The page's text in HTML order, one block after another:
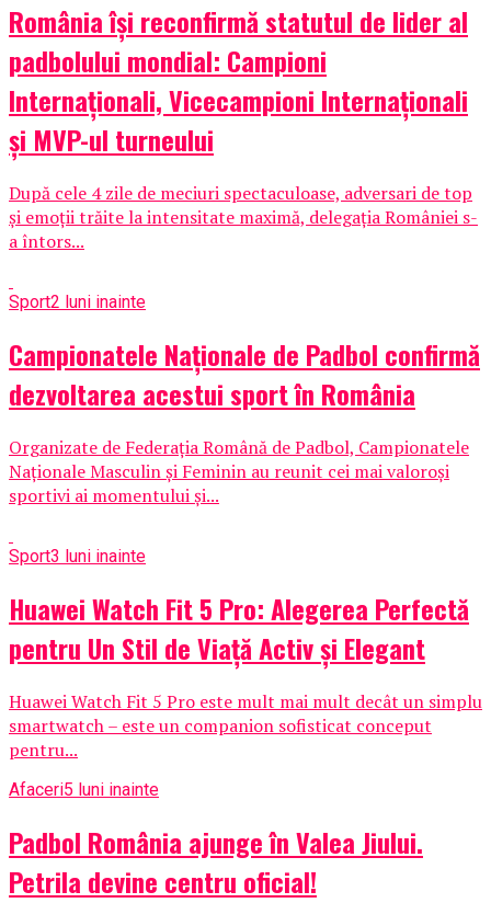
România își reconfirmă statutul de lider al
padbolului mondial: Campioni
Internaționali, Vicecampioni Internaționali
și MVP-ul turneului
După cele 4 zile de meciuri spectaculoase, adversari de top
și emoții trăite la intensitate maximă, delegația României s-
a întors...
Sport2 luni inainte
Campionatele Naționale de Padbol confirmă
dezvoltarea acestui sport în România
Organizate de Federația Română de Padbol, Campionatele
Naționale Masculin și Feminin au reunit cei mai valoroși
sportivi ai momentului și...
Sport3 luni inainte
Huawei Watch Fit 5 Pro: Alegerea Perfectă
pentru Un Stil de Viață Activ și Elegant
Huawei Watch Fit 5 Pro este mult mai mult decât un simplu
smartwatch – este un companion sofisticat conceput
pentru...
Afaceri5 luni inainte
Padbol România ajunge în Valea Jiului.
Petrila devine centru oficial!